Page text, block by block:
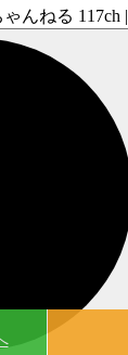
んねる 117ch |